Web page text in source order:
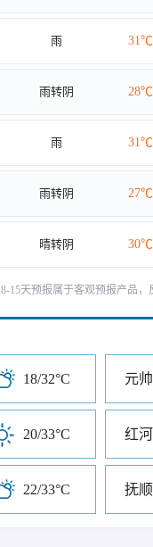
雨 31℃
雨转阴 28℃
雨 31℃
雨转阴 27℃
晴转阴 30℃
8-15天预报属于客观预报产品
18/32°C 元
20/33°C 红
22/33°C 抚